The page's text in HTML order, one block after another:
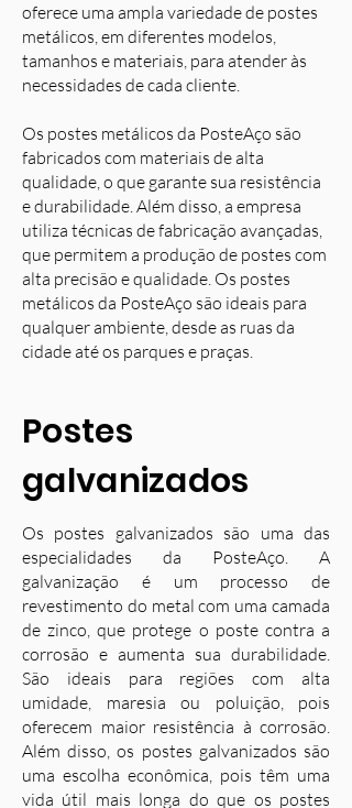
oferece uma ampla variedade de postes
metálicos, em diferentes modelos,
tamanhos e materiais, para atender às
necessidades de cada cliente.
Os postes metálicos da PosteAço são
fabricados com materiais de alta
qualidade, o que garante sua resistência
e durabilidade. Além disso, a empresa
utiliza técnicas de fabricação avançadas,
que permitem a produção de postes com
alta precisão e qualidade. Os postes
metálicos da PosteAço são ideais para
qualquer ambiente, desde as ruas da
cidade até os parques e praças.
Postes
galvanizados
Os postes galvanizados são uma das
especialidades da PosteAço. A
galvanização é um processo de
revestimento do metal com uma camada
de zinco, que protege o poste contra a
corrosão e aumenta sua durabilidade.
São ideais para regiões com alta
umidade, maresia ou poluição, pois
oferecem maior resistência à corrosão.
Além disso, os postes galvanizados são
uma escolha econômica, pois têm uma
vida útil mais longa do que os postes